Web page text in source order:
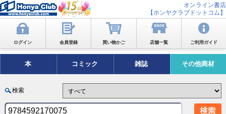
オンライン書店
【ホンヤクラブドットコム】
ログイン 会員登録 買い物かご 店舗一覧 ご利用ガイド
本 コミック 雑誌 その他商材
検索